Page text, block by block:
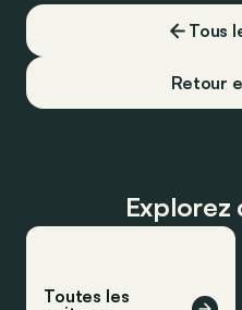
Tous
Retour
Explorez
Toutes les